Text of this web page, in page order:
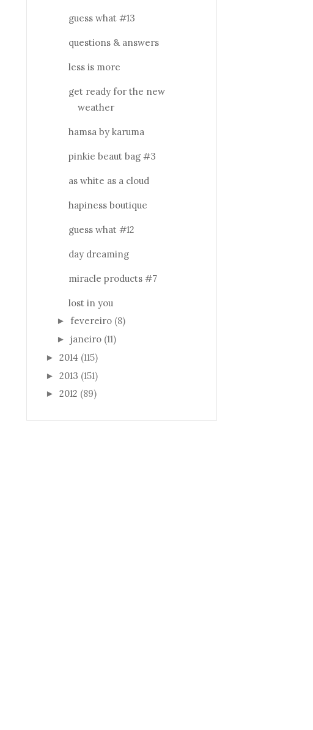
guess what #13
questions & answers
less is more
get ready for the new
weather
hamsa by karuma
pinkie beaut bag #3
as white as a cloud
hapiness boutique
guess what #12
day dreaming
miracle products #7
lost in you
► fevereiro (8)
► janeiro (11)
► 2014 (115)
► 2013 (151)
► 2012 (89)